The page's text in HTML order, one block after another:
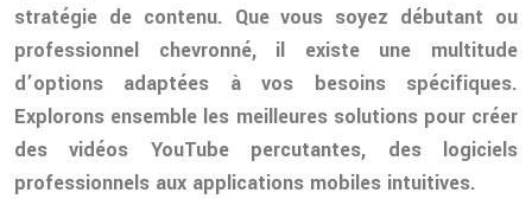
stratégie de contenu. Que vous soyez débutant ou
professionnel chevronné, il existe une multitude
d’options adaptées à vos besoins spécifiques.
Explorons ensemble les meilleures solutions pour créer
des vidéos YouTube percutantes, des logiciels
professionnels aux applications mobiles intuitives.